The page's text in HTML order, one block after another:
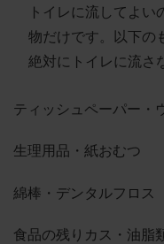
トイレに流してよい
物だけです。以下の
絶対にトイレに流さ
ティッシュペーパー・
生理用品・紙おむつ
綿棒・デンタルフロス
食品の残りカス・油脂